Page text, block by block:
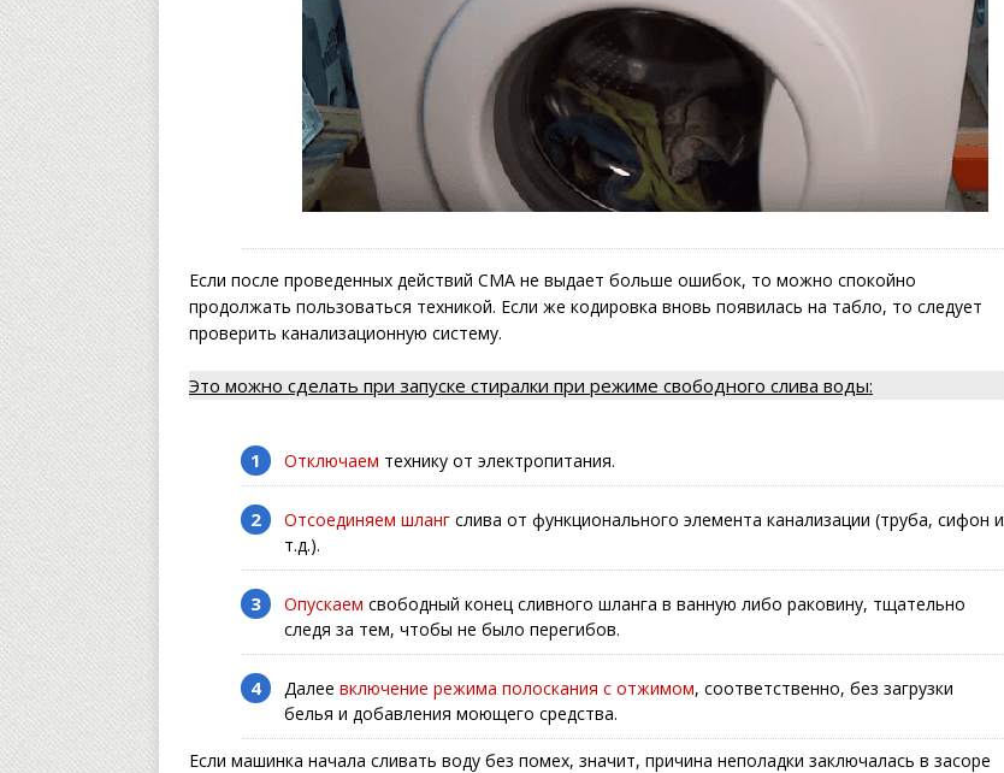
Если после проведенных действий СМА не выдает больше ошибок, то можно спокойно
продолжать пользоваться техникой. Если же кодировка вновь появилась на табло, то следует
проверить канализационную систему.
Это можно сделать при запуске стиралки при режиме свободного слива воды:
Отключаем технику от электропитания.
Отсоединяем шланг слива от функционального элемента канализации (труба, сифон и
т.д.).
Опускаем свободный конец сливного шланга в ванную либо раковину, тщательно
следя за тем, чтобы не было перегибов.
Далее включение режима полоскания с отжимом, соответственно, без загрузки
белья и добавления моющего средства.
Если машинка начала сливать воду без помех, значит, причина неполадки заключалась в засоре